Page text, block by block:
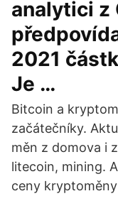
analytici z
2021
Je …
Bitcoin a
začátečníky.
měn z domova i
litecoin, mining.
ceny